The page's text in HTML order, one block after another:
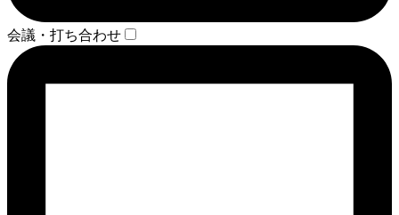
会議・打ち合わせ